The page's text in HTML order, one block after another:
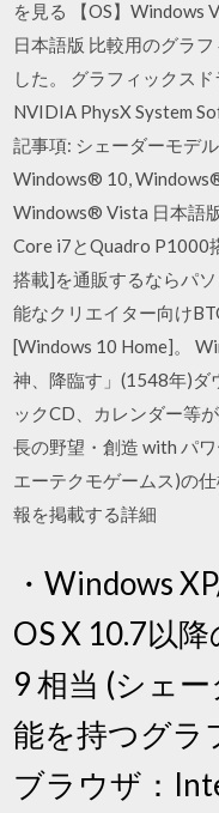
を見る 【OS】Windows
日本語版 比較用のグラ
した。 グラフィックス
NVIDIA PhysX System
記事項: シェーダーモデ
Windows® 10,
Windows® Vista 日本語
Core i7とQuadro P1000
搭載]を通販するならパ
能なクリエイター向け
[Windows 10 Home]。
神、降臨す」(1548年)ダ
ックCD、カレンダー等
長の野望・創造 with パ
エーテクモゲームス)の
報を掲載する詳細
・Windows
OS X 10.7以
9 相当 (シェ
能を持つグラ
ブラウザ：